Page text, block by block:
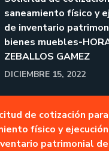
saneamiento físico y
de inventario
bienes muebles-
ZEBALLOS GAMEZ
DICIEMBRE 15, 2022
de cotización para
físico y ejecución
patrimonial de